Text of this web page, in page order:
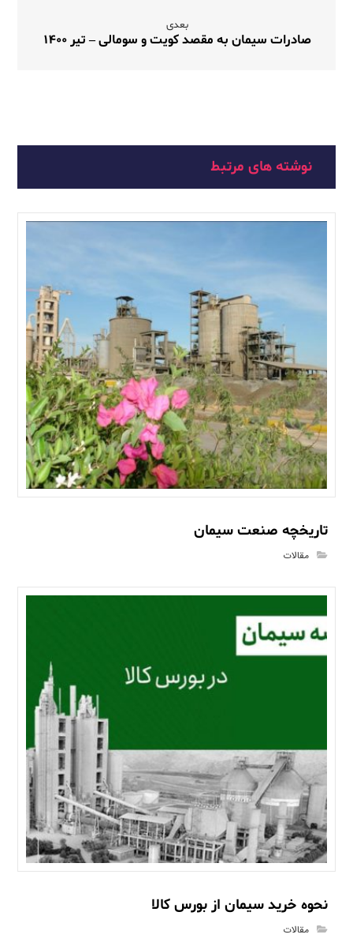
بعدی
صادرات سیمان به مقصد کویت و سومالی – تیر 1400
نوشته های مرتبط
تاریخچه صنعت سیمان
مقالات
نحوه خرید سیمان از بورس کالا
مقالات